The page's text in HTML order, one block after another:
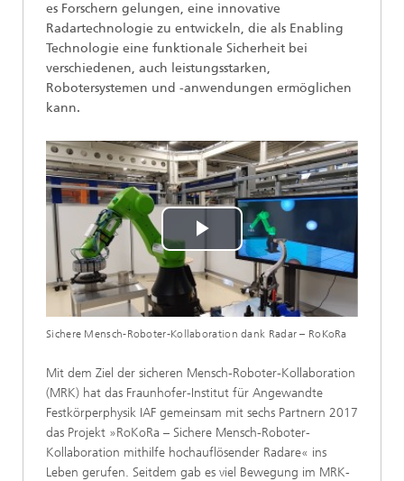
es Forschern gelungen, eine innovative
Radartechnologie zu entwickeln, die als Enabling
Technologie eine funktionale Sicherheit bei
verschiedenen, auch leistungsstarken,
Robotersystemen und -anwendungen ermöglichen
kann.
Play
Video
Sichere Mensch-Roboter-Kollaboration dank Radar – RoKoRa
Mit dem Ziel der sicheren Mensch-Roboter-Kollaboration
(MRK) hat das Fraunhofer-Institut für Angewandte
Festkörperphysik IAF gemeinsam mit sechs Partnern 2017
das Projekt »RoKoRa – Sichere Mensch-Roboter-
Kollaboration mithilfe hochauflösender Radare« ins
Leben gerufen. Seitdem gab es viel Bewegung im MRK-